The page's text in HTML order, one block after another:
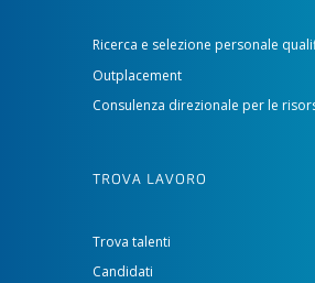
Ricerca e selezione personale
Outplacement
Consulenza direzionale per le
TROVA LAVORO
Trova talenti
Candidati